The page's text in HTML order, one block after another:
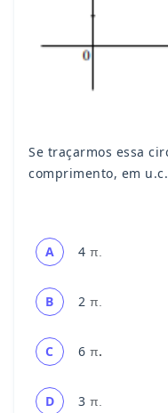
Se traçarmos essa
comprimento, em
A 4 π.
B 2 π.
C 6 π.
D 3 π.